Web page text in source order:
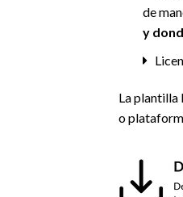
de
y
La plantilla
o